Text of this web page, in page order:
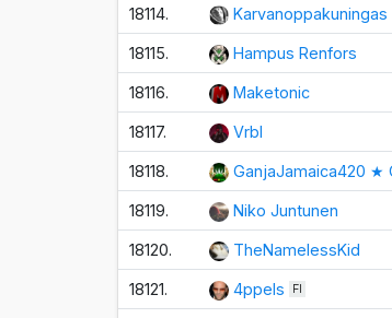
18114. Karvanoppakuningas
18115. Hampus Renfors
18116. Maketonic
18117. Vrbl
18118. GanjaJamaica420 ★
18119. Niko Juntunen
18120. TheNamelessKid
18121. 4ppels FI